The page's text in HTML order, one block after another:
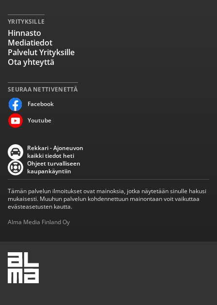
SEURAA NETTIVENETTÄ
Facebook
Youtube
YRITYKSILLE
Hinnasto
Mediatiedot
Palvelut Yrityksille
Ota yhteyttä
Rekkari - Ajoneuvon
kaikki tiedot heti
Ohjeet turvalliseen
kaupankäyntiin
Tämän palvelun ilmoitukset ovat mainoksia, jotka näytetään sinulle hakusi
mukaisesti. Muuhun palvelun kohdennettuun mainontaan voit vaikuttaa
evästeasetusten kautta.
Alma Media Finland Oy